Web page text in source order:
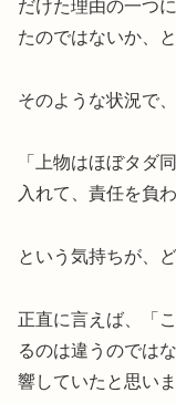
だけた理由の一つ
たのではないか、
そのような状況で、
「上物はほぼタダ
入れて、責任を負
という気持ちが、
正直に言えば、「
るのは違うのでは
響していたと思いま